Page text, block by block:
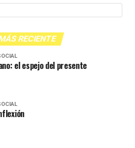
RECIENTE
el espejo del presente